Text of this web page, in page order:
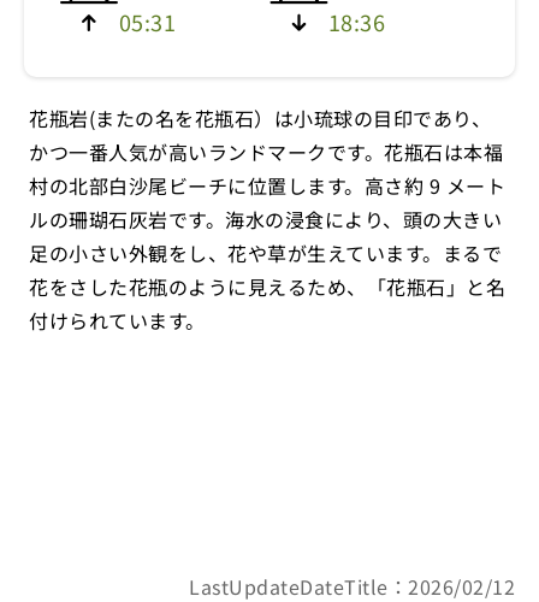
05:31
18:36
花瓶岩(またの名を花瓶石）は小琉球の目印であり、
かつ一番人気が高いランドマークです。花瓶石は本福
村の北部白沙尾ビーチに位置します。高さ約 9 メート
ルの珊瑚石灰岩です。海水の浸食により、頭の大きい
足の小さい外観をし、花や草が生えています。まるで
花をさした花瓶のように見えるため、「花瓶石」と名
付けられています。
LastUpdateDateTitle：2026/02/12